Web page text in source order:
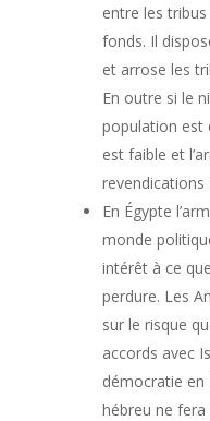
entre les
fonds. Il
et arrose les
En outre si le
population est
est faible et
revendications
En Égypte
monde
intérêt à ce
perdure. Les
sur le risque
accords avec
démocratie en
hébreu ne